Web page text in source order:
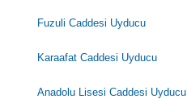
Fuzuli Caddesi Uyducu
Karaafat Caddesi Uyducu
Anadolu Lisesi Caddesi Uyducu